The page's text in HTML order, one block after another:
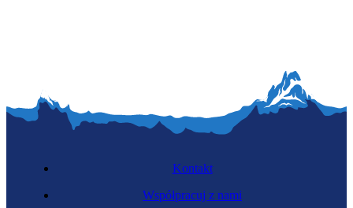
Kontakt
Współpracuj z nami